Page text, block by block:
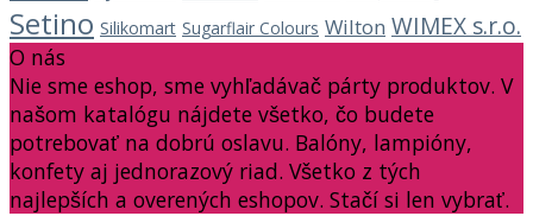
Setino Silikomart Sugarflair Colours Wilton WIMEX s.r.o.
O nás
Nie sme eshop, sme vyhľadávač párty produktov. V
našom katalógu nájdete všetko, čo budete
potrebovať na dobrú oslavu. Balóny, lampióny,
konfety aj jednorazový riad. Všetko z tých
najlepších a overených eshopov. Stačí si len vybrať.